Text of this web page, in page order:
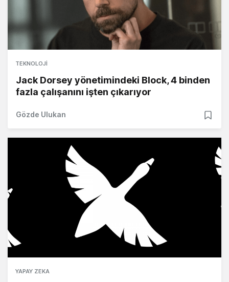
TEKNOLOJI
Jack Dorsey yönetimindeki Block, 4 binden
fazla çalışanını işten çıkarıyor
Gözde Ulukan
YAPAY ZEKA